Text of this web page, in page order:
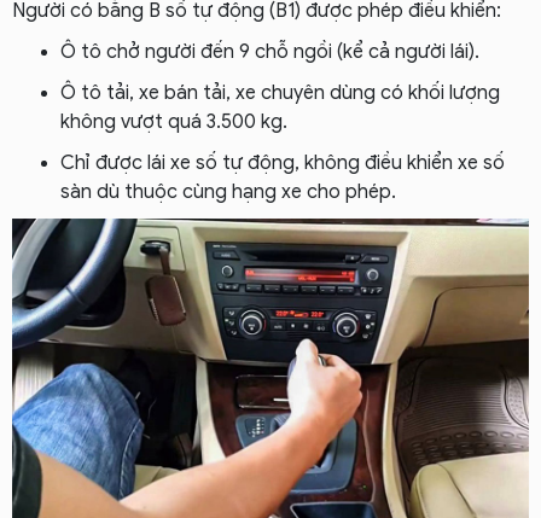
Người có bằng B số tự động (B1) được phép điều khiển:
Ô tô chở người đến 9 chỗ ngồi (kể cả người lái).
Ô tô tải, xe bán tải, xe chuyên dùng có khối lượng
không vượt quá 3.500 kg.
Chỉ được lái xe số tự động, không điều khiển xe số
sàn dù thuộc cùng hạng xe cho phép.